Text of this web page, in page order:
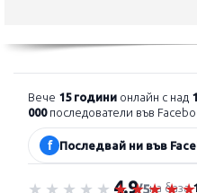
Вече 15 години онлайн с над
000последователи във
f Последвай ни във
Оценка
4.9/5на база